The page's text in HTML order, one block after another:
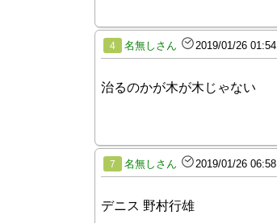
4 名無しさん 2019/01/26 01:54
治るのかが木が木じゃない
7 名無しさん 2019/01/26 06:58
デニス 野村行雄